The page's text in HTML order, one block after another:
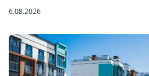
6.08.2026